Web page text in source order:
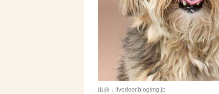
出典：livedoor.blogimg.jp